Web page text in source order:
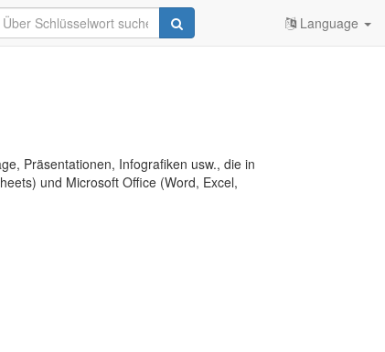
Language
Präsentationen, Infografiken usw., die in
und Microsoft Office (Word, Excel,